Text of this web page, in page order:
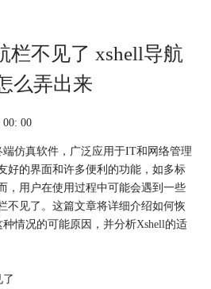
栏不见了 xshell导航
么弄出来
00: 00
仿真软件，广泛应用于IT和网络管理
好的界面和许多便利的功能，如多标
，用户在使用过程中可能会遇到一些
不见了。这篇文章将详细介绍如何恢
情况的可能原因，并分析Xshell的适